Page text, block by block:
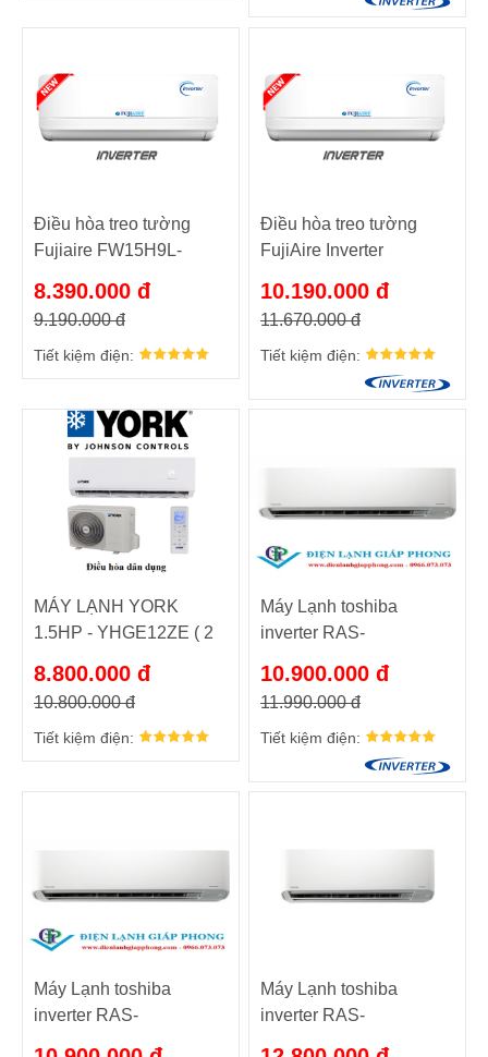
Điều hòa treo tường
Fujiaire FW15H9L-
8.390.000 đ
9.190.000 đ
Tiết kiệm điện:
Điều hòa treo tường
FujiAire Inverter
2A1V/FL15R9E-2A1B
10.190.000 đ
11.670.000 đ
Tiết kiệm điện:
MÁY LẠNH YORK
1.5HP - YHGE12ZE ( 2
8.800.000 đ
10.800.000 đ
Tiết kiệm điện:
Máy Lạnh toshiba
inverter RAS-
10.900.000 đ
11.990.000 đ
Tiết kiệm điện:
Máy Lạnh toshiba
inverter RAS-
Máy Lạnh toshiba
inverter RAS-